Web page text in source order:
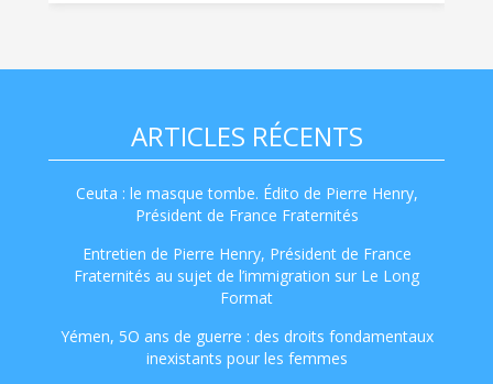
ARTICLES RÉCENTS
Ceuta : le masque tombe. Édito de Pierre Henry,
Président de France Fraternités
Entretien de Pierre Henry, Président de France
Fraternités au sujet de l’immigration sur Le Long
Format
Yémen, 5O ans de guerre : des droits fondamentaux
inexistants pour les femmes